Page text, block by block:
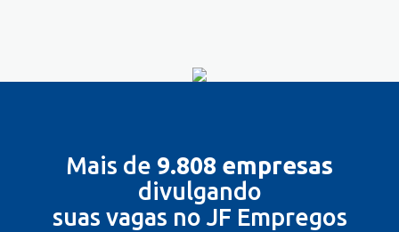
Mais de 9.808 empresas
divulgando
suas vagas no JF Empregos